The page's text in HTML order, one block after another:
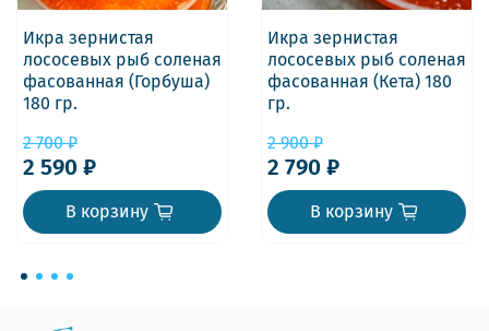
Икра зернистая
лососевых рыб соленая
фасованная (Горбуша)
180 гр.
2 700 ₽
2 590 ₽
В корзину
Икра зернистая
лососевых рыб соленая
фасованная (Кета) 180
гр.
2 900 ₽
2 790 ₽
В корзину